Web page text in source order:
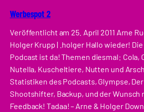
Werbespot 2
Veröffentlicht am 25. April 2011 Arne
Holger Krupp | .holger Hallo wieder!
Podcast ist da! Themen diesmal: Cola,
Nutella, Kuscheltiere, Nutten und
Statistiken des Podcasts, Glympse,
Shootshifter, Backup, und der Wunsch
Feedback! Tadaa! – Arne & Holger